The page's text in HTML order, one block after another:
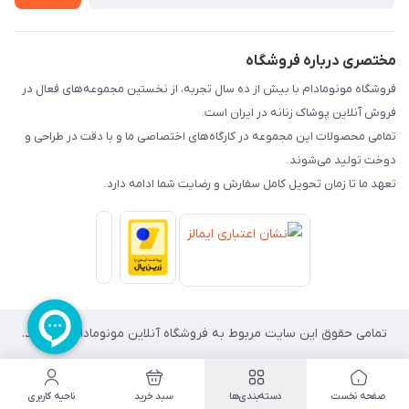
مختصری درباره فروشگاه
فروشگاه مونومادام با بیش از ده سال تجربه، از نخستین مجموعه‌های فعال در
فروش آنلاین پوشاک زنانه در ایران است.
تمامی محصولات این مجموعه در کارگاه‌های اختصاصی ما و با دقت در طراحی و
دوخت تولید می‌شوند.
تعهد ما تا زمان تحویل کامل سفارش و رضایت شما ادامه دارد.
تمامی حقوق این سایت مربوط به فروشگاه آنلاین مونومادام می باشد.
صفحه نخست دسته‌بندی‌ها سبد خرید ناحیه کاربری